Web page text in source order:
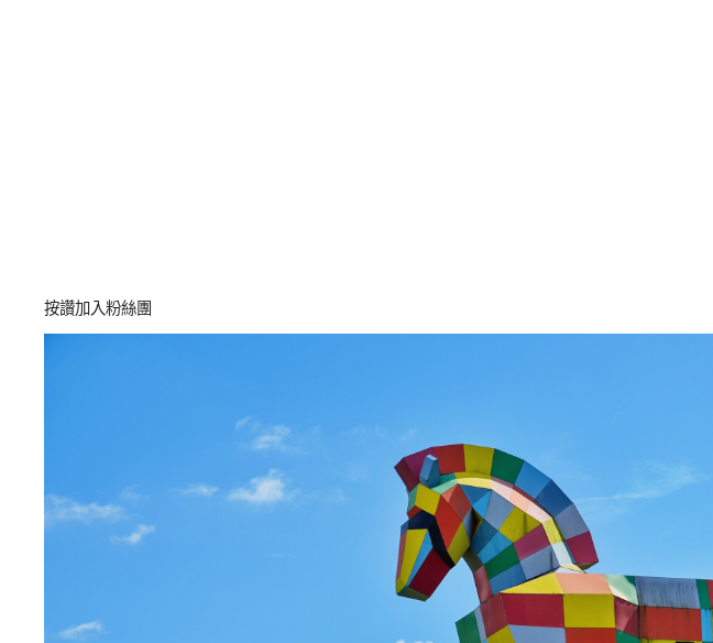
按讚加入粉絲團